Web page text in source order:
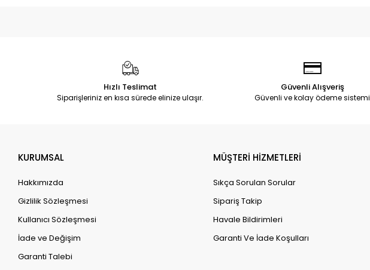
Hızlı Teslimat
Siparişleriniz en kısa sürede elinize ulaşır.
Güvenli Alışveriş
Güvenli ve kolay ödeme sistemi
KURUMSAL
Hakkımızda
Gizlilik Sözleşmesi
Kullanıcı Sözleşmesi
İade ve Değişim
Garanti Talebi
MÜŞTERİ HİZMETLERİ
Sıkça Sorulan Sorular
Sipariş Takip
Havale Bildirimleri
Garanti Ve İade Koşulları